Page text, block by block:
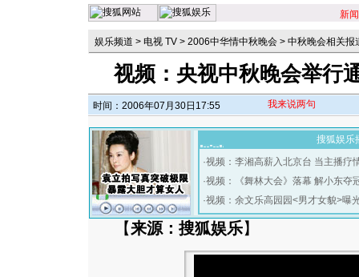
新闻
娱乐频道 > 电视 TV > 2006中华情中秋晚会 > 中秋晚会相关报
视频：央视中秋晚会举行
时间：2006年07月30日17:55 我来说两句
搜狐娱乐
·视频：李湘高薪入北京台 当主播疗
·视频：《舞林大会》落幕 解小东夺
·视频：余文乐高园园<男才女貌>曝
【来源：搜狐娱乐】